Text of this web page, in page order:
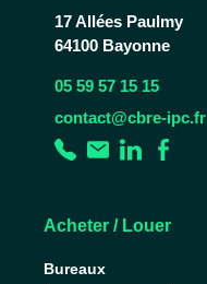
17 Allées Paulmy
64100 Bayonne
05 59 57 15 15
contact@cbre-ipc.fr
Acheter / Louer
Bureaux